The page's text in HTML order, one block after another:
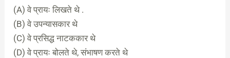
(A) वे प्रायः लिखते थे .
(B) वे उपन्यासकार थे
(C) वे प्रसिद्ध नाटककार थे
(D) वे प्रायः बोलते थे, संभाषण करते थे